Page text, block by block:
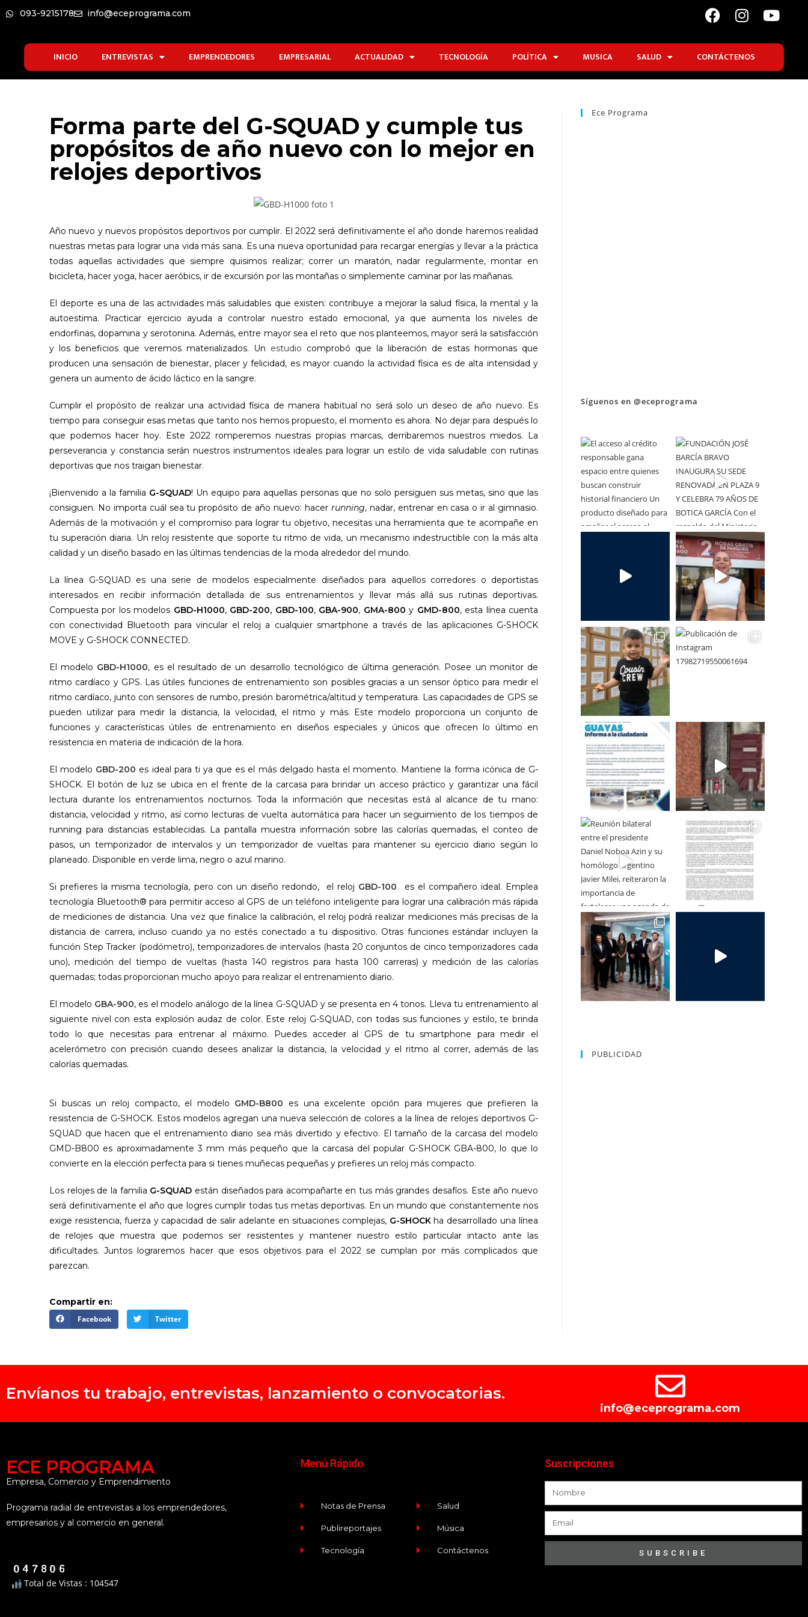
093-9215178 info@eceprograma.com
INICIO ENTREVISTAS EMPRENDEDORES EMPRESARIAL ACTUALIDAD TECNOLOGÍA POLÍTICA MUSICA SALUD CONTÁCTENOS
Forma parte del G-SQUAD y cumple tus
propósitos de año nuevo con lo mejor en
relojes deportivos
Año nuevo y nuevos propósitos deportivos por cumplir. El 2022 será definitivamente el año donde haremos realidad
nuestras metas para lograr una vida más sana. Es una nueva oportunidad para recargar energías y llevar a la práctica
todas aquellas actividades que siempre quisimos realizar; correr un maratón, nadar regularmente, montar en
bicicleta, hacer yoga, hacer aeróbics, ir de excursión por las montañas o simplemente caminar por las mañanas.
El deporte es una de las actividades más saludables que existen: contribuye a mejorar la salud física, la mental y la
autoestima. Practicar ejercicio ayuda a controlar nuestro estado emocional, ya que aumenta los niveles de
endorfinas, dopamina y serotonina. Además, entre mayor sea el reto que nos planteemos, mayor será la satisfacción
y los beneficios que veremos materializados. Un estudio comprobó que la liberación de estas hormonas que
producen una sensación de bienestar, placer y felicidad, es mayor cuando la actividad física es de alta intensidad y
genera un aumento de ácido láctico en la sangre.
Cumplir el propósito de realizar una actividad física de manera habitual no será solo un deseo de año nuevo. Es
tiempo para conseguir esas metas que tanto nos hemos propuesto, el momento es ahora. No dejar para después lo
que podemos hacer hoy. Este 2022 romperemos nuestras propias marcas, derribaremos nuestros miedos. La
perseverancia y constancia serán nuestros instrumentos ideales para lograr un estilo de vida saludable con rutinas
deportivas que nos traigan bienestar.
¡Bienvenido a la familia G-SQUAD! Un equipo para aquellas personas que no solo persiguen sus metas, sino que las
consiguen. No importa cuál sea tu propósito de año nuevo: hacer running, nadar, entrenar en casa o ir al gimnasio.
Además de la motivación y el compromiso para lograr tu objetivo, necesitas una herramienta que te acompañe en
tu superación diaria. Un reloj resistente que soporte tu ritmo de vida, un mecanismo indestructible con la más alta
calidad y un diseño basado en las últimas tendencias de la moda alrededor del mundo.
La línea G-SQUAD es una serie de modelos especialmente diseñados para aquellos corredores o deportistas
interesados en recibir información detallada de sus entrenamientos y llevar más allá sus rutinas deportivas.
Compuesta por los modelos GBD-H1000, GBD-200, GBD-100, GBA-900, GMA-800 y GMD-800, esta línea cuenta
con conectividad Bluetooth para vincular el reloj a cualquier smartphone a través de las aplicaciones G-SHOCK
MOVE y G-SHOCK CONNECTED.
El modelo GBD-H1000, es el resultado de un desarrollo tecnológico de última generación. Posee un monitor de
ritmo cardíaco y GPS. Las útiles funciones de entrenamiento son posibles gracias a un sensor óptico para medir el
ritmo cardíaco, junto con sensores de rumbo, presión barométrica/altitud y temperatura. Las capacidades de GPS se
pueden utilizar para medir la distancia, la velocidad, el ritmo y más. Este modelo proporciona un conjunto de
funciones y características útiles de entrenamiento en diseños especiales y únicos que ofrecen lo último en
resistencia en materia de indicación de la hora.
El modelo GBD-200 es ideal para ti ya que es el más delgado hasta el momento. Mantiene la forma icónica de G-
SHOCK. El botón de luz se ubica en el frente de la carcasa para brindar un acceso práctico y garantizar una fácil
lectura durante los entrenamientos nocturnos. Toda la información que necesitas está al alcance de tu mano:
distancia, velocidad y ritmo, así como lecturas de vuelta automática para hacer un seguimiento de los tiempos de
running para distancias establecidas. La pantalla muestra información sobre las calorías quemadas, el conteo de
pasos, un temporizador de intervalos y un temporizador de vueltas para mantener su ejercicio diario según lo
planeado. Disponible en verde lima, negro o azul marino.
Si prefieres la misma tecnología, pero con un diseño redondo, el reloj GBD-100 es el compañero ideal. Emplea
tecnología Bluetooth® para permitir acceso al GPS de un teléfono inteligente para lograr una calibración más rápida
de mediciones de distancia. Una vez que finalice la calibración, el reloj podrá realizar mediciones más precisas de la
distancia de carrera, incluso cuando ya no estés conectado a tu dispositivo. Otras funciones estándar incluyen la
función Step Tracker (podómetro), temporizadores de intervalos (hasta 20 conjuntos de cinco temporizadores cada
uno), medición del tiempo de vueltas (hasta 140 registros para hasta 100 carreras) y medición de las calorías
quemadas; todas proporcionan mucho apoyo para realizar el entrenamiento diario.
El modelo GBA-900, ​​es el modelo análogo de la línea G-SQUAD y se presenta en 4 tonos. Lleva tu entrenamiento al
siguiente nivel con esta explosión audaz de color. Este reloj G-SQUAD, con todas sus funciones y estilo, te brinda
todo lo que necesitas para entrenar al máximo. Puedes acceder al GPS de tu smartphone para medir el
acelerómetro con precisión cuando desees analizar la distancia, la velocidad y el ritmo al correr, además de las
calorías quemadas.
Si buscas un reloj compacto, el modelo GMD-B800 es una excelente opción para mujeres que prefieren la
resistencia de G-SHOCK. Estos modelos agregan una nueva selección de colores a la línea de relojes deportivos G-
SQUAD que hacen que el entrenamiento diario sea más divertido y efectivo. El tamaño de la carcasa del modelo
GMD-B800 es aproximadamente 3 mm más pequeño que la carcasa del popular G-SHOCK GBA-800, lo que lo
convierte en la elección perfecta para si tienes muñecas pequeñas y prefieres un reloj más compacto.
Los relojes de la familia G-SQUAD están diseñados para acompañarte en tus más grandes desafíos. Este año nuevo
será definitivamente el año que logres cumplir todas tus metas deportivas. En un mundo que constantemente nos
exige resistencia, fuerza y capacidad de salir adelante en situaciones complejas, G-SHOCKha desarrollado una línea
de relojes que muestra que podemos ser resistentes y mantener nuestro estilo particular intacto ante las
dificultades. Juntos lograremos hacer que esos objetivos para el 2022 se cumplan por más complicados que
parezcan.
Compartir en:
Facebook Twitter
Ece Programa
Síguenos en @eceprograma
PUBLICIDAD
Envíanos tu trabajo, entrevistas, lanzamiento o convocatorias.
info@eceprograma.com
ECE PROGRAMA
Empresa, Comercio y Emprendimiento
Programa radial de entrevistas a los emprendedores,
empresarios y al comercio en general.
Total de Vistas : 104547
Menú Rápido
Notas de Prensa
Publireportajes
Tecnología
Salud
Música
Contáctenos
Suscripciones
SUBSCRIBE